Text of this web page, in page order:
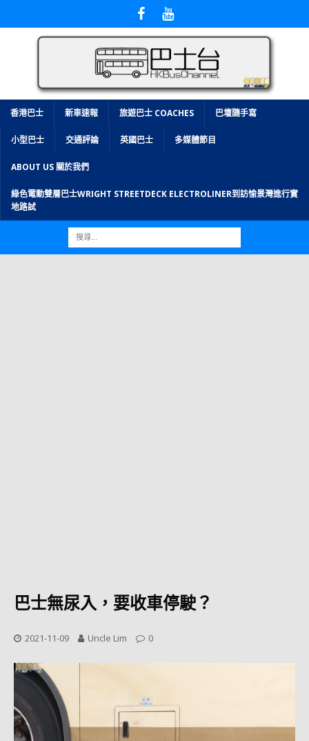
香港巴士 新車速報 旅遊巴士 COACHES 巴壇隨手寫
小型巴士 交通評論 英國巴士 多媒體節目
ABOUT US 關於我們
綠色電動雙層巴士WRIGHT STREETDECK ELECTROLINER到訪愉景灣進行實
地路試
巴士無尿入，要收車停駛？
2021-11-09 Uncle Lim 0